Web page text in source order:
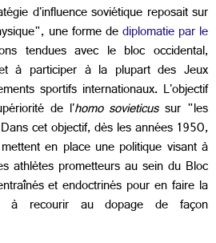
d'influence soviétique reposait sur
une forme dediplomatie par le
tendues avec le bloc occidental,
à participer à la plupart des Jeux
sportifs internationaux. L'objectif
de l'homo sovieticussur "les
cet objectif, dès les années 1950,
en place une politique visant à
athlètes prometteurs au sein du Bloc
et endoctrinés pour en faire la
à recourir au dopage de façon